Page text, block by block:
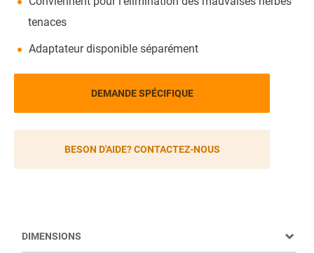
tenaces
Adaptateur disponible séparément
DEMANDE SPÉCIFIQUE
BESON D'AIDE? CONTACTEZ-NOUS
DIMENSIONS